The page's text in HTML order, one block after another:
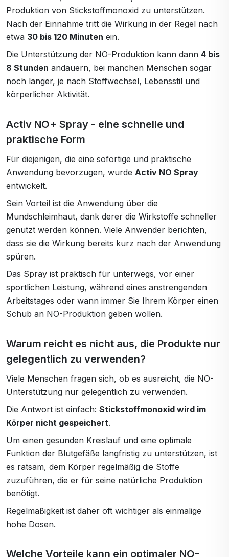
Produktion von Stickstoffmonoxid zu unterstützen.
Nach der Einnahme tritt die Wirkung in der Regel nach
etwa 30 bis 120 Minuten ein.
Die Unterstützung der NO-Produktion kann dann 4 bis
8 Stunden andauern, bei manchen Menschen sogar
noch länger, je nach Stoffwechsel, Lebensstil und
körperlicher Aktivität.
Activ NO+ Spray - eine schnelle und
praktische Form
Für diejenigen, die eine sofortige und praktische
Anwendung bevorzugen, wurde Activ NO Spray
entwickelt.
Sein Vorteil ist die Anwendung über die
Mundschleimhaut, dank derer die Wirkstoffe schneller
genutzt werden können. Viele Anwender berichten,
dass sie die Wirkung bereits kurz nach der Anwendung
spüren.
Das Spray ist praktisch für unterwegs, vor einer
sportlichen Leistung, während eines anstrengenden
Arbeitstages oder wann immer Sie Ihrem Körper einen
Schub an NO-Produktion geben wollen.
Warum reicht es nicht aus, die Produkte nur
gelegentlich zu verwenden?
Viele Menschen fragen sich, ob es ausreicht, die NO-
Unterstützung nur gelegentlich zu verwenden.
Die Antwort ist einfach: Stickstoffmonoxid wird im
Körper nicht gespeichert.
Um einen gesunden Kreislauf und eine optimale
Funktion der Blutgefäße langfristig zu unterstützen, ist
es ratsam, dem Körper regelmäßig die Stoffe
zuzuführen, die er für seine natürliche Produktion
benötigt.
Regelmäßigkeit ist daher oft wichtiger als einmalige
hohe Dosen.
Welche Vorteile kann ein optimaler NO-